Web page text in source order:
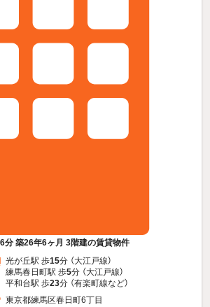
分 築26年6ヶ月 3階建の賃貸物件
光が丘駅 歩15分 （大江戸線）
練馬春日町駅 歩5分 （大江戸線）
平和台駅 歩23分 （有楽町線など）
東京都練馬区春日町6丁目